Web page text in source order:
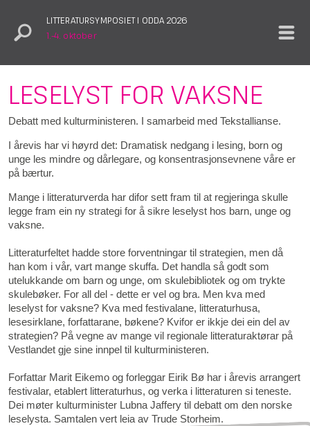
LITTERATURSYMPOSIET I ODDA 2026
1.–4. oktober
LESELYST FOR VAKSNE
Debatt med kulturministeren. I samarbeid med Tekstallianse.
I årevis har vi høyrd det: Dramatisk nedgang i lesing, born og
unge les mindre og dårlegare, og konsentrasjonsevnene våre er
på bærtur.
Mange i litteraturverda har difor sett fram til at regjeringa skulle
legge fram ein ny strategi for å sikre leselyst hos barn, unge og
vaksne.
Litteraturfeltet hadde store forventningar til strategien, men då
han kom i vår, vart mange skuffa. Det handla så godt som
utelukkande om barn og unge, om skulebibliotek og om trykte
skulebøker. For all del - dette er vel og bra. Men kva med
leselyst for vaksne? Kva med festivalane, litteraturhusa,
lesesirklane, forfattarane, bøkene? Kvifor er ikkje dei ein del av
strategien? På vegne av mange vil regionale litteraturaktørar på
Vestlandet gje sine innpel til kulturministeren.
Forfattar Marit Eikemo og forleggar Eirik Bø har i årevis arrangert
festivalar, etablert litteraturhus, og verka i litteraturen si teneste.
Dei møter kulturminister Lubna Jaffery til debatt om den norske
leselysta. Samtalen vert leia av Trude Storheim.